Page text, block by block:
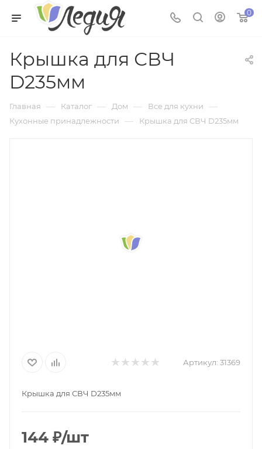
0
Крышка для СВЧ
D235мм
Главная — Каталог — Дом — Все для кухни —
Кухонные принадлежности — Крышка для СВЧ D235мм
Артикул: 31369
Крышка для СВЧ D235мм
144 ₽/шт